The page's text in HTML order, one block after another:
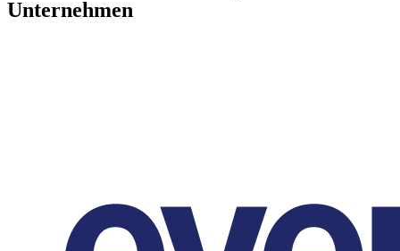
Unternehmen